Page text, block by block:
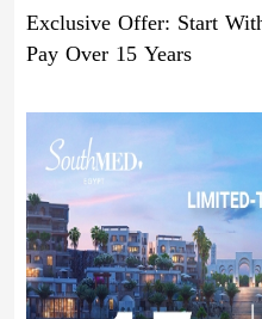
Exclusive Offer: Start
Pay Over 15 Years